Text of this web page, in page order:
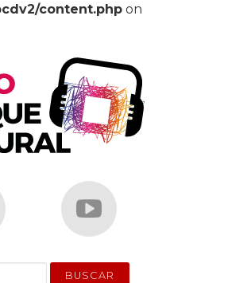
content.php on
for:') . '